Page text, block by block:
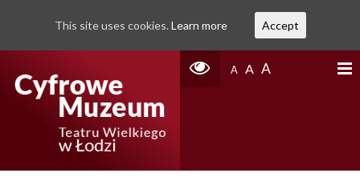
A A A
This site uses cookies. Learn more Accept